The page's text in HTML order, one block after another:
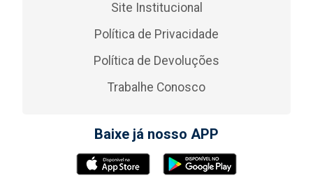
Site Institucional
Política de Privacidade
Política de Devoluções
Trabalhe Conosco
Baixe já nosso APP